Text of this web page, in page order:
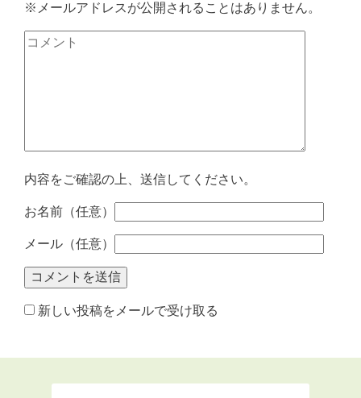
※メールアドレスが公開されることはありません。
内容をご確認の上、送信してください。
お名前（任意）
メール（任意）
新しい投稿をメールで受け取る